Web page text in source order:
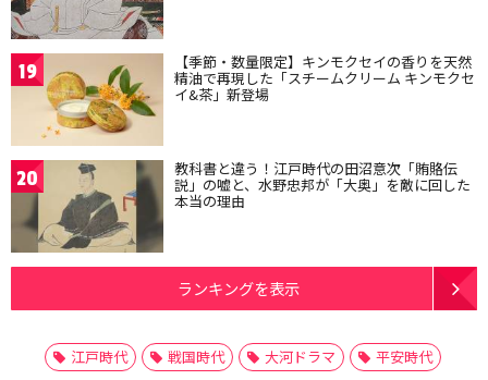
19 【季節・数量限定】キンモクセイの香りを天然
精油で再現した「スチームクリーム キンモクセ
イ&茶」新登場
20 教科書と違う！江戸時代の田沼意次「賄賂伝
説」の嘘と、水野忠邦が「大奥」を敵に回した
本当の理由
ランキングを表示
江戸時代 戦国時代 大河ドラマ
平安時代